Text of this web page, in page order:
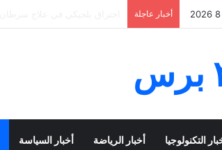
أخبار عاجلة
التكنولوجيا أخبار الرياضة أخبار السياسة